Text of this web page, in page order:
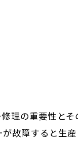
理の重要性と
故障すると生